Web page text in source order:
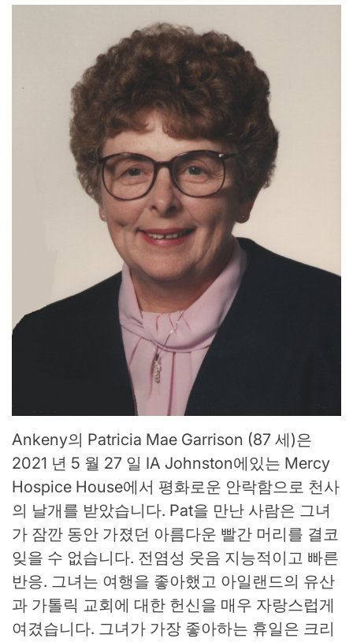
Ankeny의 Patricia Mae Garrison (87 세)은
2021 년 5 월 27 일 IA Johnston에있는 Mercy
Hospice House에서 평화로운 안락함으로 천사
의 날개를 받았습니다. Pat을 만난 사람은 그녀
가 잠깐 동안 가졌던 아름다운 빨간 머리를 결코
잊을 수 없습니다. 전염성 웃음 지능적이고 빠른
반응. 그녀는 여행을 좋아했고 아일랜드의 유산
과 가톨릭 교회에 대한 헌신을 매우 자랑스럽게
여겼습니다. 그녀가 가장 좋아하는 휴일은 크리